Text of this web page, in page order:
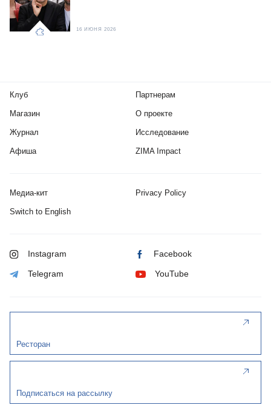
16 ИЮНЯ 2026
Клуб
Магазин
Журнал
Афиша
Партнерам
О проекте
Исследование
ZIMA Impact
Медиа-кит Privacy Policy
Switch to English
Instagram Facebook
Telegram YouTube
Ресторан
Подписаться на рассылку